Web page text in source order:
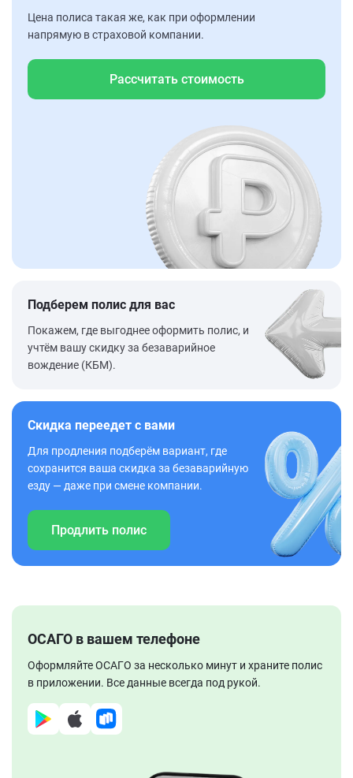
Цена полиса такая же, как при оформлении
напрямую в страховой компании.
Рассчитать стоимость
Подберем полис для вас
Покажем, где выгоднее оформить полис, и
учтём вашу скидку за безаварийное
вождение (КБМ).
Скидка переедет с вами
Для продления подберём вариант, где
сохранится ваша скидка за безаварийную
езду — даже при смене компании.
Продлить полис
ОСАГО в вашем телефоне
Оформляйте ОСАГО за несколько минут и храните полис
в приложении. Все данные всегда под рукой.